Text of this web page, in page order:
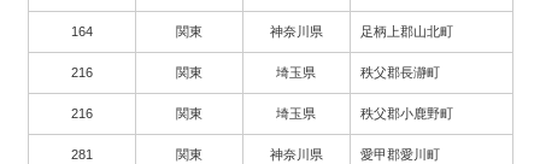
164 関東 神奈川県 足柄上郡山北町
216 関東 埼玉県 秩父郡長瀞町
216 関東 埼玉県 秩父郡小鹿野町
281 関東 神奈川県 愛甲郡愛川町